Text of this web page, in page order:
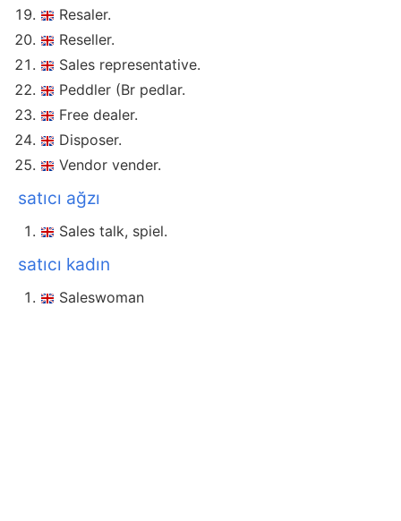
Resaler.
Reseller.
Sales representative.
Peddler (Br pedlar.
Free dealer.
Disposer.
Vendor vender.
satıcı ağzı
Sales talk, spiel.
satıcı kadın
Saleswoman